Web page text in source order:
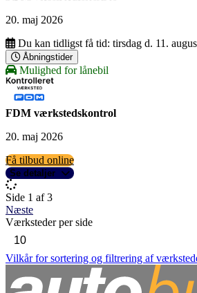
20. maj 2026
Du kan tidligst få tid: tirsdag d. 11.
Åbningstider
Mulighed for lånebil
FDM værkstedskontrol
20. maj 2026
Få tilbud online
Se detaljer
Side 1 af 3
Næste
Værksteder per side
Vilkår for sortering og filtrering af